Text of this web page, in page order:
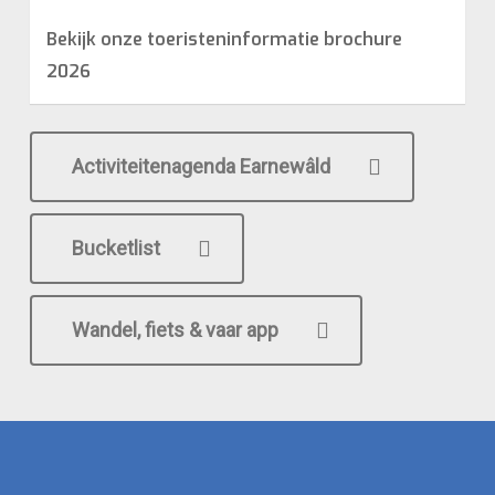
Bekijk onze toeristeninformatie brochure
2026
Activiteitenagenda Earnewâld
Bucketlist
Wandel, fiets & vaar app